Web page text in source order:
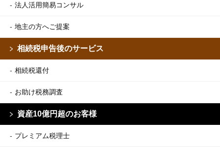
法人活用簡易コンサル
地主の方へご提案
相続税申告後のサービス
相続税還付
お助け税務調査
資産10億円超のお客様
プレミアム税理士